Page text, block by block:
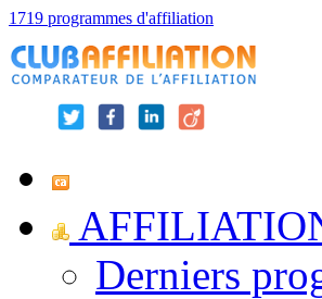
1719 programmes d'affiliation
Derniers